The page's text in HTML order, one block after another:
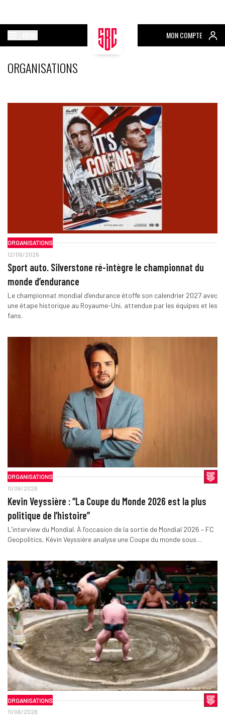
MON COMPTE
ORGANISATIONS
ORGANISATIONS
12/06/2026
Sport auto. Silverstone ré-intègre le championnat du
monde d’endurance
Le championnat mondial d’endurance étoffe son calendrier 2027 avec
une étape historique au Royaume-Uni, attendue par les équipes et les
fans.
ORGANISATIONS
11/06/2026
Kevin Veyssière : “La Coupe du Monde 2026 est la plus
politique de l’histoire”
L'interview du Mondial. À l’occasion de la sortie de Mondial 2026 – FC
Geopolitics, Kévin Veyssière analyse une Coupe du monde sous…
ORGANISATIONS
11/06/2026